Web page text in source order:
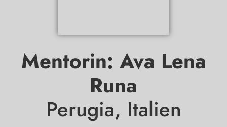
Mentorin: Ava Lena
Runa
Perugia, Italien